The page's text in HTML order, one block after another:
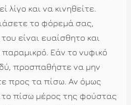
λίγο και να κινηθείτε.
το φόρεμά σας,
είναι ευαίσθητο και
Εάν το νυφικό
προσπαθήστε να μην
προς τα πίσω. Αν όμως
το πίσω μέρος της φούστας